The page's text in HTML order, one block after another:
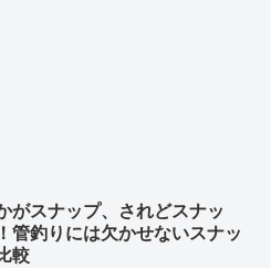
がスナップ、されどスナッ
管釣りには欠かせないスナッ
較